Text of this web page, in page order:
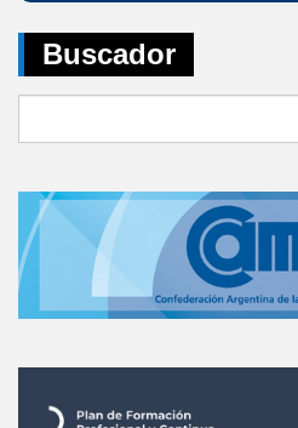
Buscador